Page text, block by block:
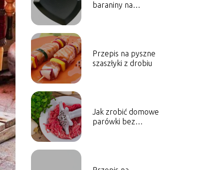
baraniny na
Przepis na pyszne
szaszłyki z drobiu
Jak zrobić domowe
parówki bez